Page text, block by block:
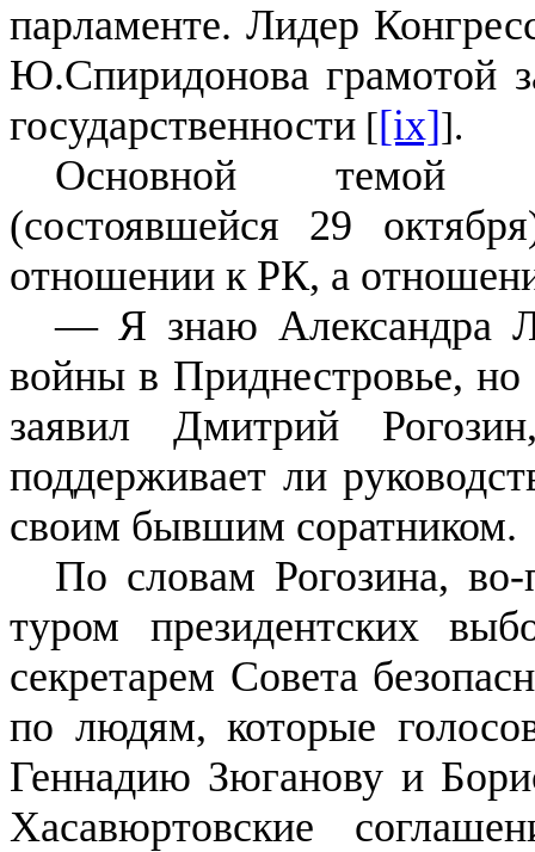
парламенте. Лидер
Ю.Спиридонова грамотой
государственности [[ix]].
Основной темой
(состоявшейся 29
отношении к РК, а
— Я знаю Александра
войны в Приднестровье,
заявил Дмитрий
поддерживает ли
своим бывшим соратником.
По словам Рогозина,
туром президентских
секретарем Совета
по людям, которые
Геннадию Зюганову и
Хасавюртовские